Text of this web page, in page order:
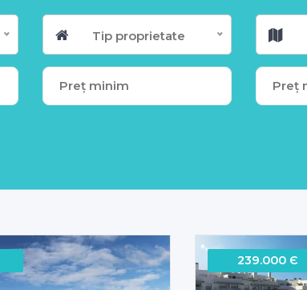
Tip proprietate
239.000 Є